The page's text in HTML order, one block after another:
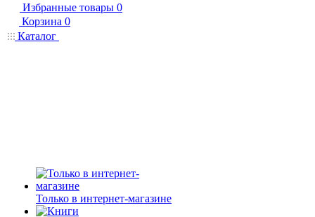
Избранные товары 0
Корзина 0
Каталог
Только в интернет-магазине